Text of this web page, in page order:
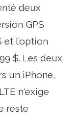
deux
GPS
l’option
$. Les deux
un iPhone,
n'exige
reste